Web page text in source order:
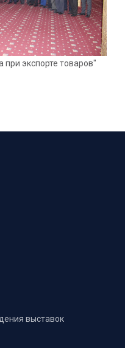
при экспорте товаров"
выставок